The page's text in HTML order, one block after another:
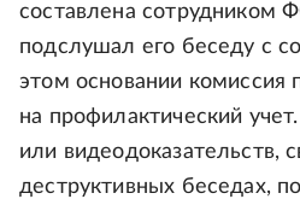
составлена сотрудником
подслушал его беседу с
этом основании комиссия
на профилактический
или видеодоказательств,
деструктивных беседах,